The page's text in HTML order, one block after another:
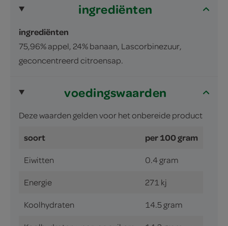
ingrediënten
ingrediënten
75,96% appel, 24% banaan, Lascorbinezuur,
geconcentreerd citroensap.
voedingswaarden
Deze waarden gelden voor het onbereide product
soort per 100 gram
Eiwitten 0.4 gram
Energie 271 kj
Koolhydraten 14.5 gram